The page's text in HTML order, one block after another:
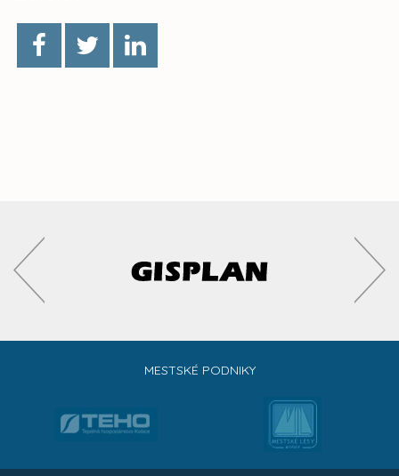
MESTSKÉ PODNIKY